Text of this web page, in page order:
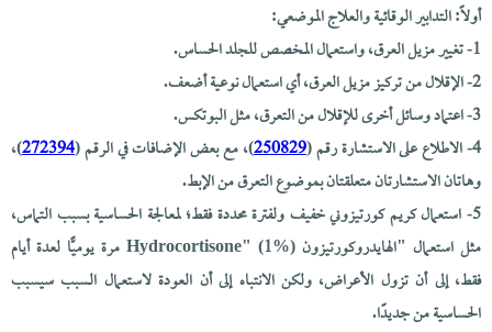
أولاً: التدابير الوقائية والعلاج الموضعي:
1- تغيير مزيل العرق، واستعمال المخصص للجلد الحساس.
2- الإقلال من تركيز مزيل العرق، أي استعمال نوعية أضعف.
3- اعتماد وسائل أخرى للإقلال من التعرق، مثل البوتكس.
4- الاطلاع على الاستشارة رقم (
250829)، مع بعض الإضافات في الرقم (272394)،
وهاتان الاستشارتان متعلقتان بموضوع التعرق من الإبط.
5- استعمال كريم كورتيزوني خفيف ولفترة محددة فقط؛ لمعالجة الحساسية بسبب التماس،
مثل استعمال "الهايدروكورتيزون Hydrocortisone" (1%) مرة يوميًّا لعدة أيام
فقط، إلى أن تزول الأعراض، ولكن الانتباه إلى أن العودة لاستعمال السبب سيسبب
الحساسية من جديدًا.